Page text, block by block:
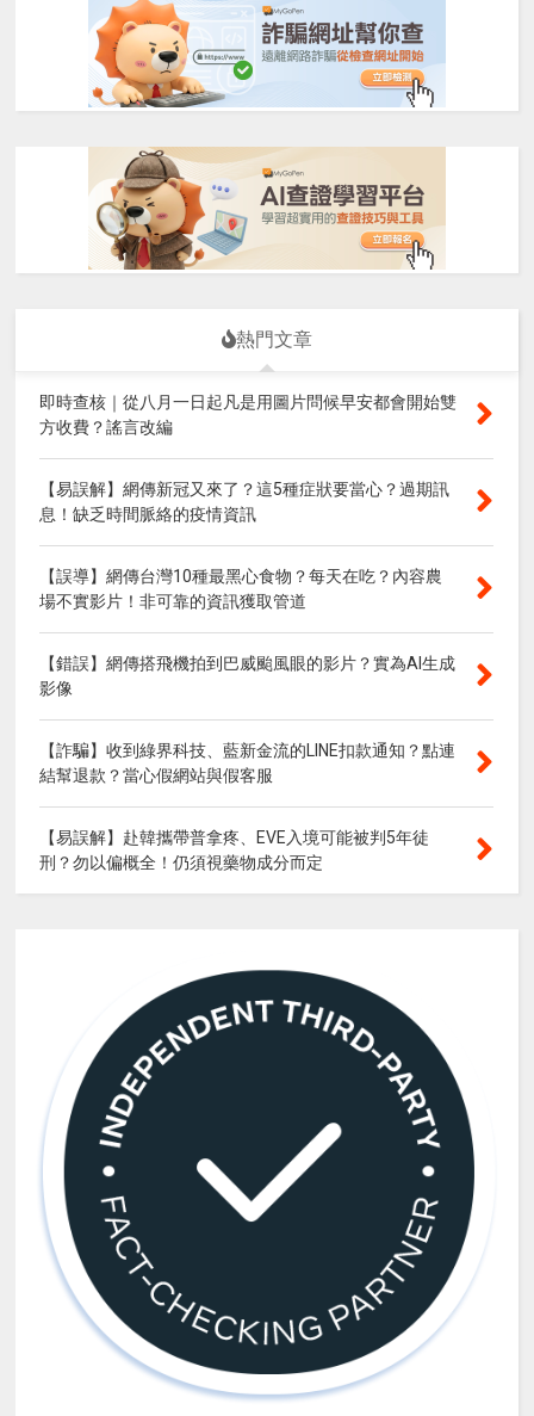
熱門文章
即時查核｜從八月一日起凡是用圖片問候早安都會開始雙
方收費？謠言改編
【易誤解】網傳新冠又來了？這5種症狀要當心？過期訊
息！缺乏時間脈絡的疫情資訊
【誤導】網傳台灣10種最黑心食物？每天在吃？內容農
場不實影片！非可靠的資訊獲取管道
【錯誤】網傳搭飛機拍到巴威颱風眼的影片？實為AI生成
影像
【詐騙】收到綠界科技、藍新金流的LINE扣款通知？點連
結幫退款？當心假網站與假客服
【易誤解】赴韓攜帶普拿疼、EVE入境可能被判5年徒
刑？勿以偏概全！仍須視藥物成分而定